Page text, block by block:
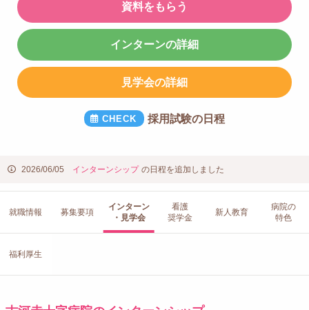
資料をもらう
インターンの詳細
見学会の詳細
採用試験の日程
2026/06/05 インターンシップ の日程を追加しました
就職情報 募集要項
インターン
・見学会
看護
奨学金
新人教育
病院の
特色
福利厚生